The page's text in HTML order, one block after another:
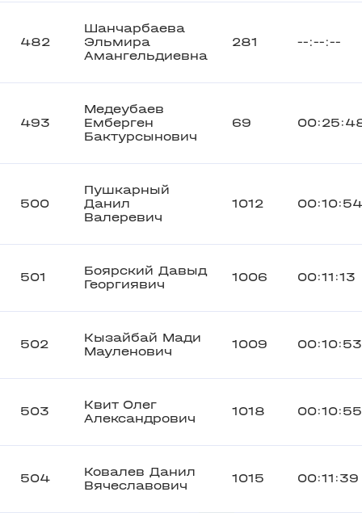
482
Шанчарбаева
Эльмира
Амангельдиевна
281 --:--:--
493
Медеубаев
Емберген
Бактурсынович
69
500
Пушкарный
Данил
Валеревич
1012 00:10:54
501
Боярский Давыд
Георгиявич
1006 00:11:13
502
Кызайбай Мади
Мауленович
1009 00:10:53
503
Квит Олег
Александрович
1018 00:10:55
504
Ковалев Данил
Вячеславович
1015 00:11:39